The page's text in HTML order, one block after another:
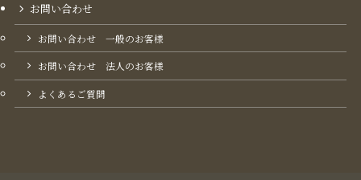
お問い合わせ
お問い合わせ 一般のお客様
お問い合わせ 法人のお客様
よくあるご質問